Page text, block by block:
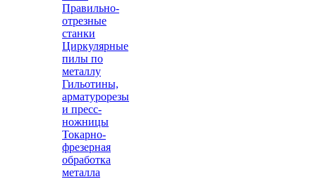
Правильно-
отрезные
станки
Циркулярные
пилы по
металлу
Гильотины,
арматурорезы
и пресс-
ножницы
Токарно-
фрезерная
обработка
металла